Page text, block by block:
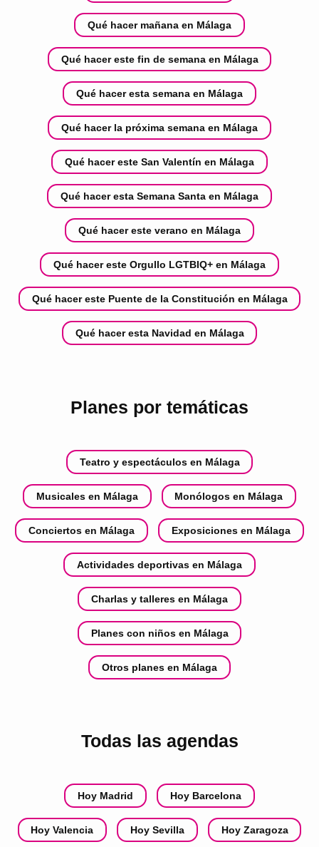
Qué hacer mañana en Málaga
Qué hacer este fin de semana en Málaga
Qué hacer esta semana en Málaga
Qué hacer la próxima semana en Málaga
Qué hacer este San Valentín en Málaga
Qué hacer esta Semana Santa en Málaga
Qué hacer este verano en Málaga
Qué hacer este Orgullo LGTBIQ+ en Málaga
Qué hacer este Puente de la Constitución en Málaga
Qué hacer esta Navidad en Málaga
Planes por temáticas
Teatro y espectáculos en Málaga
Musicales en Málaga Monólogos en Málaga
Conciertos en Málaga Exposiciones en Málaga
Actividades deportivas en Málaga
Charlas y talleres en Málaga
Planes con niños en Málaga
Otros planes en Málaga
Todas las agendas
Hoy Madrid Hoy Barcelona
Hoy Valencia Hoy Sevilla Hoy Zaragoza